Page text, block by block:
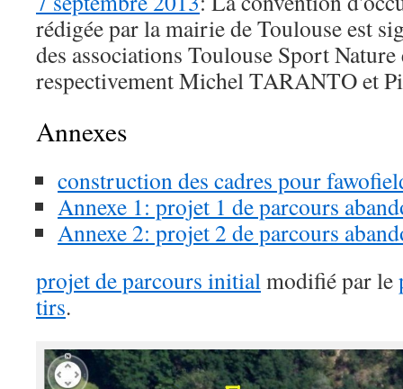
rédigée par la mairie de Toulouse est
des associations Toulouse Sport
respectivement Michel TARANTO et
Annexes
construction des cadres pour
Annexe 1: projet 1 de parcours
Annexe 2: projet 2 de parcours
projet de parcours initialmodifié par le
tirs.